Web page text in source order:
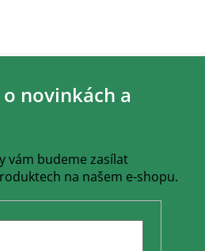
novinkách a
vám budeme zasílat
na našem e-shopu.